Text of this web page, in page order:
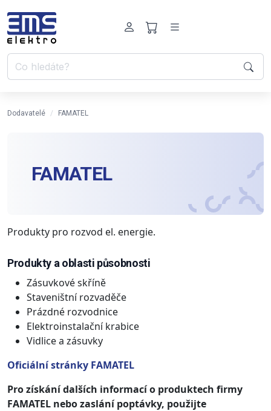
Dodavatelé FAMATEL
FAMATEL
Produkty pro rozvod el. energie.
Produkty a oblasti působnosti
Zásuvkové skříně
Staveništní rozvaděče
Prázdné rozvodnice
Elektroinstalační krabice
Vidlice a zásuvky
Oficiální stránky FAMATEL
Pro získání dalších informací o produktech firmy
FAMATEL nebo zaslání poptávky, použijte